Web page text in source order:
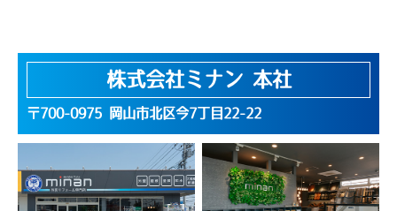
株式会社ミナン 本社
〒700-0975 岡山市北区今7丁目22-22